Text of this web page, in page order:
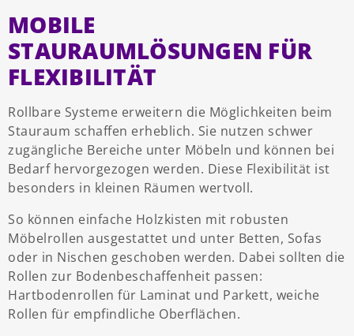
MOBILE
STAURAUMLÖSUNGEN FÜR
FLEXIBILITÄT
Rollbare Systeme erweitern die Möglichkeiten beim
Stauraum schaffen erheblich. Sie nutzen schwer
zugängliche Bereiche unter Möbeln und können bei
Bedarf hervorgezogen werden. Diese Flexibilität ist
besonders in kleinen Räumen wertvoll.
So können einfache Holzkisten mit robusten
Möbelrollen ausgestattet und unter Betten, Sofas
oder in Nischen geschoben werden. Dabei sollten die
Rollen zur Bodenbeschaffenheit passen:
Hartbodenrollen für Laminat und Parkett, weiche
Rollen für empfindliche Oberflächen.